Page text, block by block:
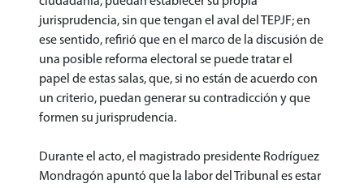
jurisprudencia, sin que tengan el aval del TEPJF; en
ese sentido, refirió que en el marco de la discusión de
una posible reforma electoral se puede tratar el
papel de estas salas, que, si no están de acuerdo con
un criterio, puedan generar su contradicción y que
formen su jurisprudencia.
Durante el acto, el magistrado presidente Rodríguez
Mondragón apuntó que la labor del Tribunal es estar